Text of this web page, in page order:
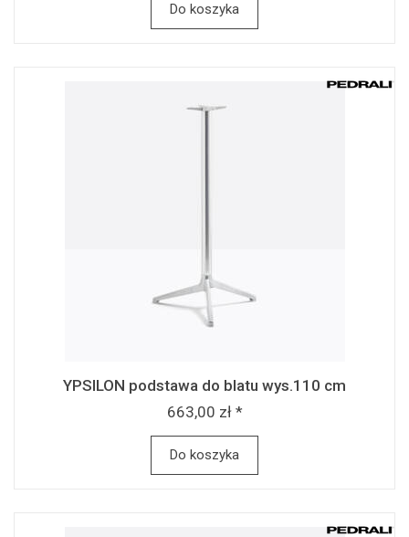
Do koszyka
YPSILON podstawa do blatu wys.110 cm
663,00 zł *
Do koszyka